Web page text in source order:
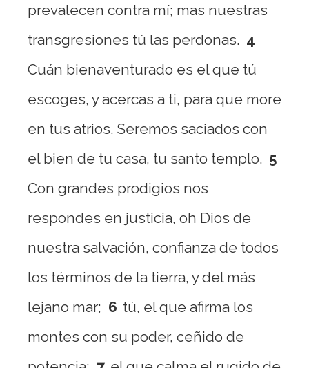
prevalecen contra mí; mas nuestras
transgresiones tú las perdonas. 4
Cuán bienaventurado es el que tú
escoges, y acercas a ti, para que more
en tus atrios. Seremos saciados con
el bien de tu casa, tu santo templo. 5
Con grandes prodigios nos
respondes en justicia, oh Dios de
nuestra salvación, confianza de todos
los términos de la tierra, y del más
lejano mar; 6 tú, el que afirma los
montes con su poder, ceñido de